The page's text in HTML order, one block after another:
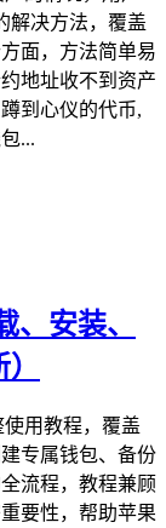
解决方法，覆盖
面，方法简单易
地址收不到资产
到心仪的代币,
...
安装、
用教程，覆盖
专属钱包、备份
流程，教程兼顾
要性，帮助苹果